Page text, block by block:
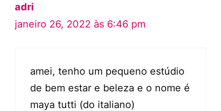
adri
janeiro 26, 2022 às 6:46 pm
amei, tenho um pequeno estúdio
de bem estar e beleza e o nome é
maya tutti (do italiano)